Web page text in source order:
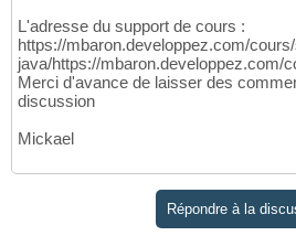
L'adresse du support de cours :
https://mbaron.developpez.com/
java/https://mbaron.developpez.com/
Merci d'avance de laisser des
discussion
Mickael
Répondre à la